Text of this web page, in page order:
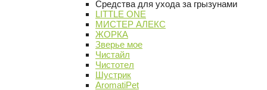
Средства для ухода за грызунами
LITTLE ONE
МИСТЕР АЛЕКС
ЖОРКА
Зверье мое
Чистайл
Чистотел
Шустрик
AromatiPet